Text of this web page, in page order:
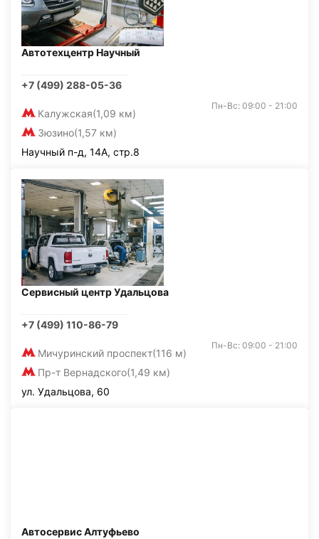
Автотехцентр Научный
+7 (499) 288-05-36
Калужская(1,09 км)
Зюзино(1,57 км)
Пн-Вс: 09:00 - 21:00
Научный п-д, 14А, стр.8
Сервисный центр Удальцова
+7 (499) 110-86-79
Мичуринский проспект(116 м)
Пр-т Вернадского(1,49 км)
Пн-Вс: 09:00 - 21:00
ул. Удальцова, 60
Автосервис Алтуфьево